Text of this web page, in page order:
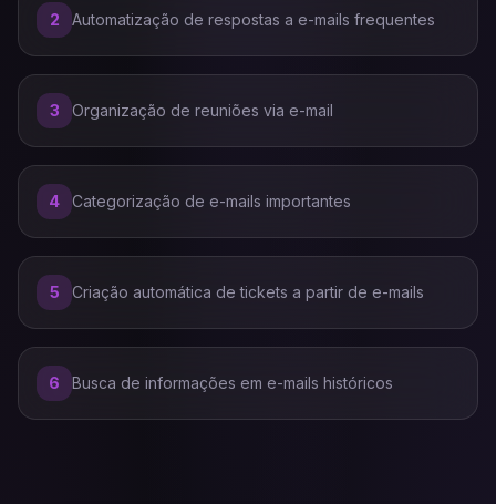
2 Automatização de respostas a e-mails frequentes
3 Organização de reuniões via e-mail
4 Categorização de e-mails importantes
5 Criação automática de tickets a partir de e-mails
6 Busca de informações em e-mails históricos